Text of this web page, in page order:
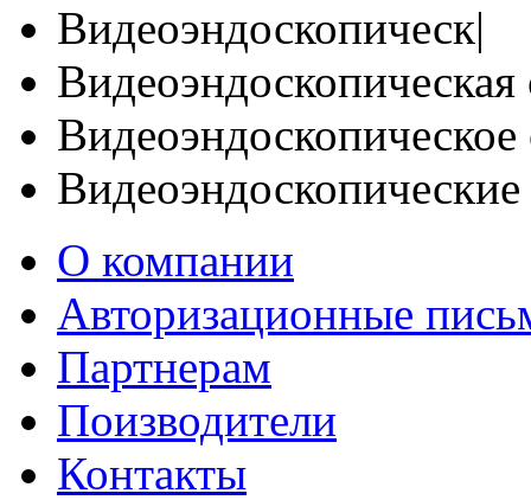
Видеоэндоскопическ|
Видеоэндоскопическая
О компании
Авторизационные
Партнерам
Поизводители
Контакты